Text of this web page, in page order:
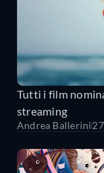
Tutti i film
streaming
Andrea Ballerini